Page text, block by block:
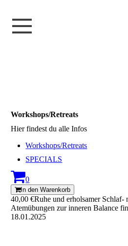
Workshops/Retreats
Hier findest du alle Infos
Workshops/Retreats
SPECIALS
0
In den Warenkorb
40,00 €Ruhe und erholsamer Schlaf-
Atemübungen zur inneren Balance
18.01.2025